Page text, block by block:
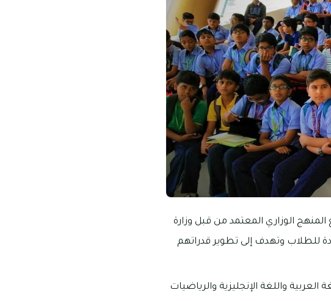
الوزاري المعتمد من قبل وزارة
للطلاب وتهدف إلى تطوير قدراتهم
واللغة الإنجليزية والرياضيات